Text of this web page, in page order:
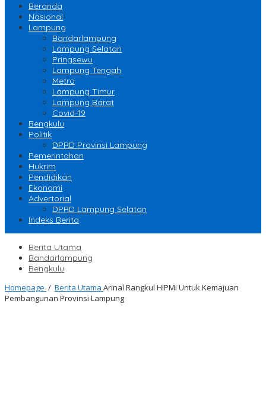
Beranda
Nasional
Lampung
Bandarlampung
Lampung Selatan
Pringsewu
Lampung Tengah
Metro
Lampung Timur
Lampung Barat
Covid-19
Bengkulu
Politik
DPRD Provinsi Lampung
Pemerintahan
Hukrim
Pendidikan
Ekonomi
Advertorial
DPRD Lampung Selatan
Indeks Berita
Berita Utama
Bandarlampung
Bengkulu
Homepage / Berita Utama Arinal Rangkul HIPMi Untuk Kemajuan
Pembangunan Provinsi Lampung